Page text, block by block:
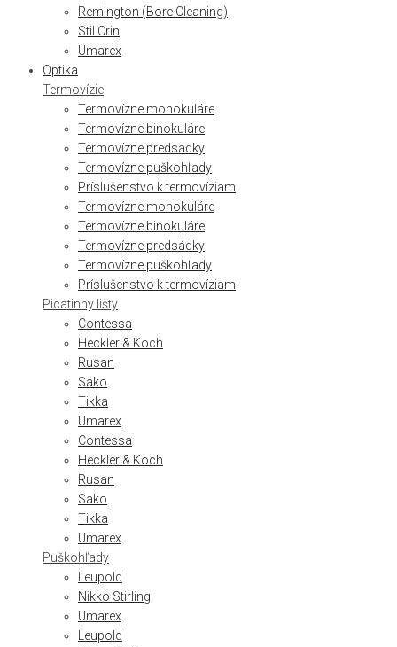
Remington (Bore Cleaning)
Stil Crin
Umarex
Optika
Termovízie
Termovízne monokuláre
Termovízne binokuláre
Termovízne predsádky
Termovízne puškohľady
Príslušenstvo k termovíziam
Termovízne monokuláre
Termovízne binokuláre
Termovízne predsádky
Termovízne puškohľady
Príslušenstvo k termovíziam
Picatinny lišty
Contessa
Heckler & Koch
Rusan
Sako
Tikka
Umarex
Contessa
Heckler & Koch
Rusan
Sako
Tikka
Umarex
Puškohľady
Leupold
Nikko Stirling
Umarex
Leupold